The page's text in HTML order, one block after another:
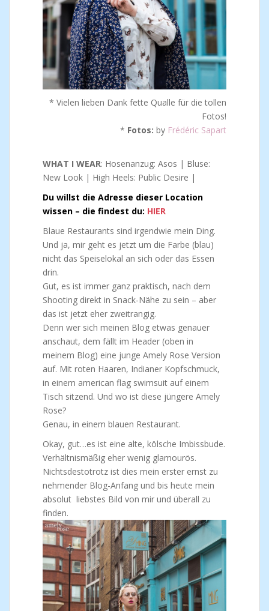
* Vielen lieben Dank fette Qualle für die tollen
Fotos!
* Fotos: by Frédéric Sapart
WHAT I WEAR: Hosenanzug: Asos | Bluse:
New Look | High Heels: Public Desire |
Du willst die Adresse dieser Location
wissen – die findest du: HIER
Blaue Restaurants sind irgendwie mein Ding.
Und ja, mir geht es jetzt um die Farbe (blau)
nicht das Speiselokal an sich oder das Essen
drin.
Gut, es ist immer ganz praktisch, nach dem
Shooting direkt in Snack-Nähe zu sein – aber
das ist jetzt eher zweitrangig.
Denn wer sich meinen Blog etwas genauer
anschaut, dem fällt im Header (oben in
meinem Blog) eine junge Amely Rose Version
auf. Mit roten Haaren, Indianer Kopfschmuck,
in einem american flag swimsuit auf einem
Tisch sitzend. Und wo ist diese jüngere Amely
Rose?
Genau, in einem blauen Restaurant.
Okay, gut…es ist eine alte, kölsche Imbissbude.
Verhältnismäßig eher wenig glamourös.
Nichtsdestotrotz ist dies mein erster ernst zu
nehmender Blog-Anfang und bis heute mein
absolut liebstes Bild von mir und überall zu
finden.